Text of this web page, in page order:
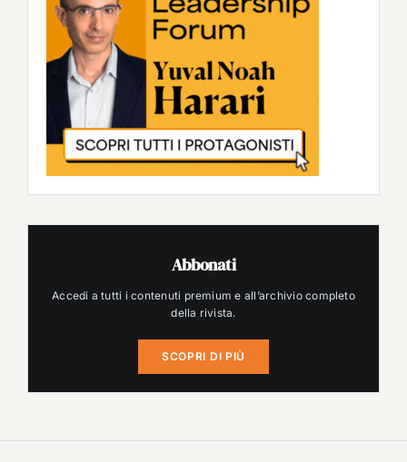
Abbonati
Accedi a tutti i contenuti premium e all’archivio completo
della rivista.
SCOPRI DI PIÙ